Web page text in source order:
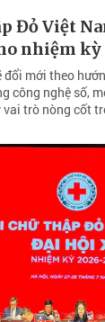
Đỏ Việt
nhiệm
mới theo
công nghệ số,
trò nòng cốt